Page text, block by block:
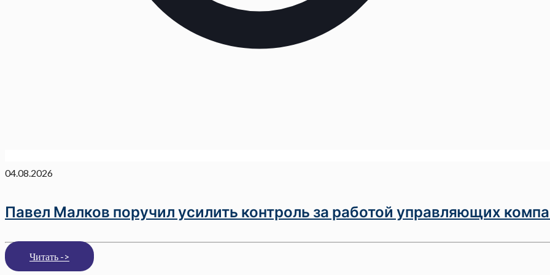
04.08.2026
Павел Малков поручил усилить контроль за работой управляющих
Читать ->